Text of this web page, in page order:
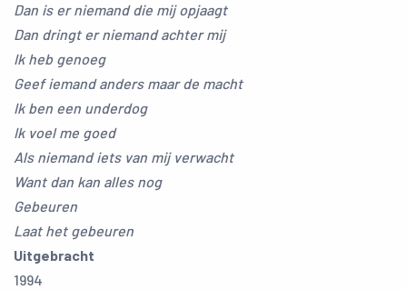
Dan is er niemand die mij opjaagt
Dan dringt er niemand achter mij
Ik heb genoeg
Geef iemand anders maar de macht
Ik ben een underdog
Ik voel me goed
Als niemand iets van mij verwacht
Want dan kan alles nog
Gebeuren
Laat het gebeuren
Uitgebracht
1994